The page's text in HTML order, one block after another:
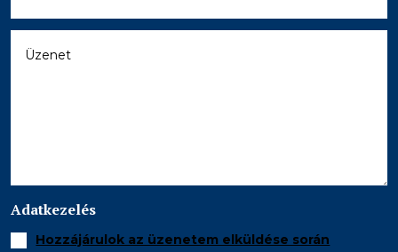
Adatkezelés
Hozzájárulok az üzenetem elküldése során